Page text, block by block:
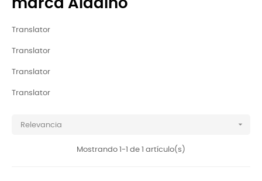
marca Aladino
Translator
Translator
Translator
Translator
Relevancia 
Mostrando 1-1 de 1 artículo(s)